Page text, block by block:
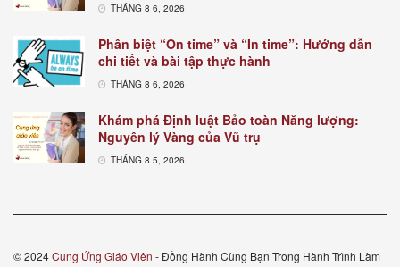
THÁNG 8 6, 2026
Phân biệt “On time” và “In time”: Hướng dẫn
chi tiết và bài tập thực hành
THÁNG 8 6, 2026
Khám phá Định luật Bảo toàn Năng lượng:
Nguyên lý Vàng của Vũ trụ
THÁNG 8 5, 2026
© 2024Cung Ứng Giáo Viên - Đồng Hành Cùng Bạn Trong Hành Trình Làm